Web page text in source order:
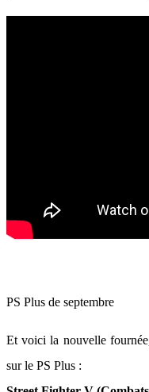
PS Plus de septembre
Et voici la nouvelle
sur le PS Plus :